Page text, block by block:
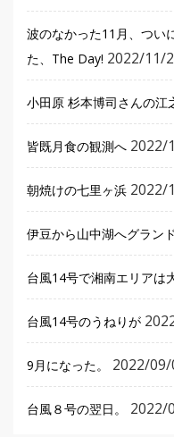
波のなかった11月、つい
た、The Day! 2022/11/
小田原 杉本博司さんの江
皆既月食の観測へ 2022/
朝焼けの七里ヶ浜 2022/
伊豆から山中湖へグラン
台風14号で湘南エリアは
台風14号のうねりが
9月になった。 2022/09/
台風８号の翌日。 2022/